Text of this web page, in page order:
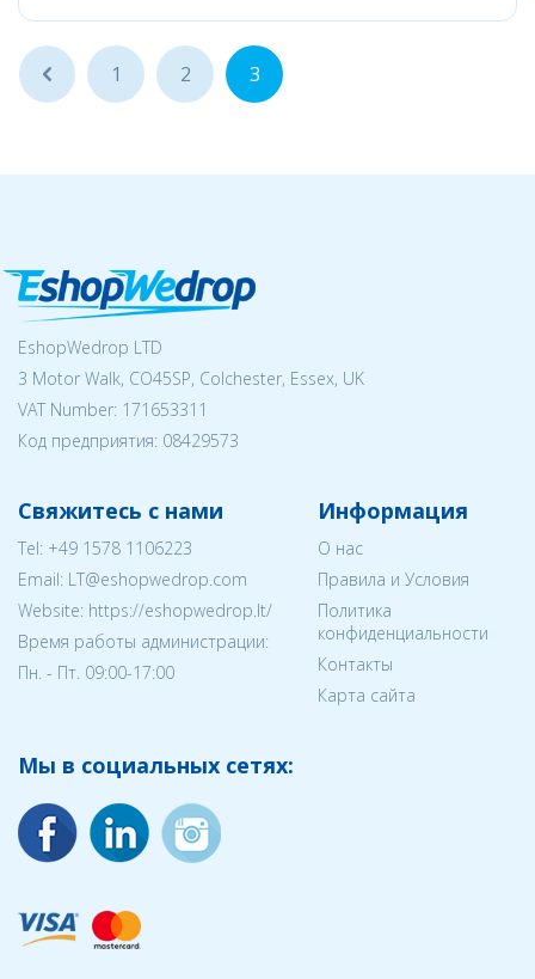
... 1 2 3
EshopWedrop LTD
3 Motor Walk, CO45SP, Colchester, Essex, UK
VAT Number: 171653311
Код предприятия: 08429573
Свяжитесь с нами
Tel: +49 1578 1106223
Email: LT@eshopwedrop.com
Website: https://eshopwedrop.lt/
Время работы администрации:
Пн. - Пт. 09:00-17:00
Информация
О нас
Правила и Условия
Политика
конфиденциальности
Контакты
Карта сайта
Мы в социальных сетях: